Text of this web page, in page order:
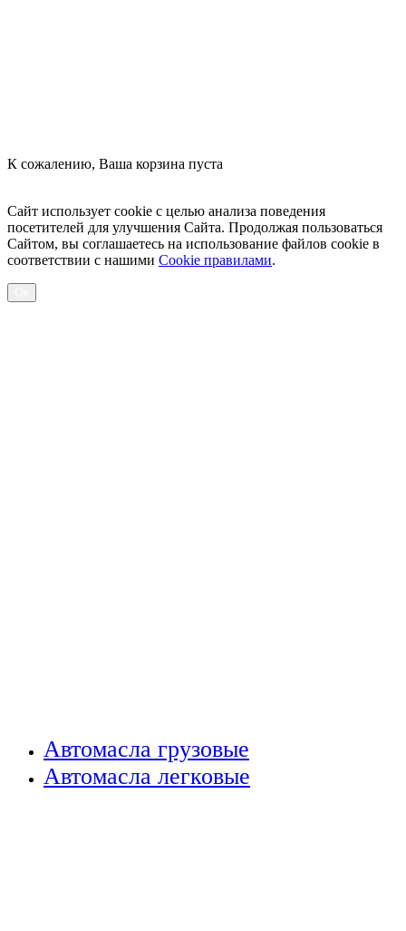
К сожалению, Ваша корзина пуста
Сайт использует cookie с целью анализа поведения
посетителей для улучшения Сайта. Продолжая пользоваться
Сайтом, вы соглашаетесь на использование файлов cookie в
соответствии с нашими Cookiе правилами.
Автомасла грузовые
Автомасла легковые